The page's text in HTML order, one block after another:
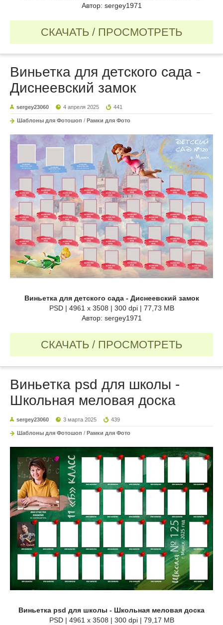
Автор: sergey1971
СКАЧАТЬ / ПРОСМОТРЕТЬ
Виньетка для детского сада -
Диснеевский замок
sergey23060 4 апреля 2025 441
Шаблоны для Фотошоп / Рамки для Фото
Виньетка для детского сада - Диснеевский замок
PSD | 4961 x 3508 | 300 dpi | 77,73 MB
Автор: sergey1971
СКАЧАТЬ / ПРОСМОТРЕТЬ
Виньетка psd для школы -
Школьная меловая доска
sergey23060 3 марта 2025 439
Шаблоны для Фотошоп / Рамки для Фото
Виньетка psd для школы - Школьная меловая доска
PSD | 4961 x 3508 | 300 dpi | 79,17 MB